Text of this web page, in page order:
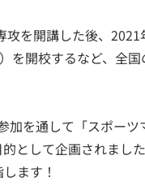
を開講した後、
を開校するなど、全
を通して「スポー
として企画されまし
ます！